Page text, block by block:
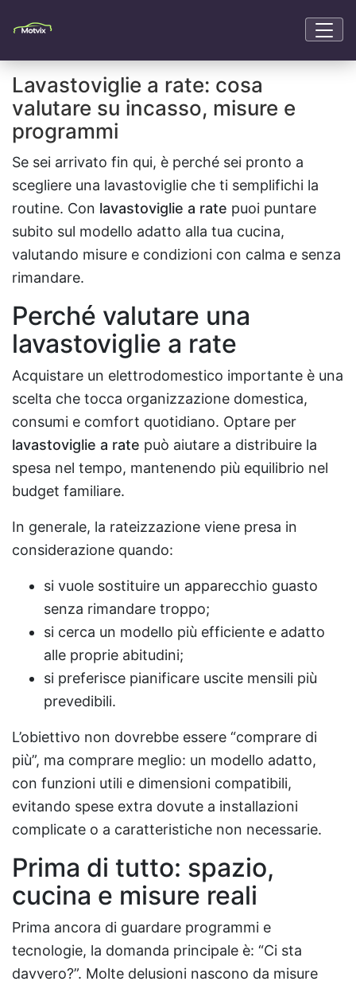
Lavastoviglie a rate: cosa
valutare su incasso, misure e
programmi
Se sei arrivato fin qui, è perché sei pronto a
scegliere una lavastoviglie che ti semplifichi la
routine. Con lavastoviglie a rate puoi puntare
subito sul modello adatto alla tua cucina,
valutando misure e condizioni con calma e senza
rimandare.
Perché valutare una
lavastoviglie a rate
Acquistare un elettrodomestico importante è una
scelta che tocca organizzazione domestica,
consumi e comfort quotidiano. Optare per
lavastoviglie a rate può aiutare a distribuire la
spesa nel tempo, mantenendo più equilibrio nel
budget familiare.
In generale, la rateizzazione viene presa in
considerazione quando:
si vuole sostituire un apparecchio guasto
senza rimandare troppo;
si cerca un modello più efficiente e adatto
alle proprie abitudini;
si preferisce pianificare uscite mensili più
prevedibili.
L’obiettivo non dovrebbe essere “comprare di
più”, ma comprare meglio: un modello adatto,
con funzioni utili e dimensioni compatibili,
evitando spese extra dovute a installazioni
complicate o a caratteristiche non necessarie.
Prima di tutto: spazio,
cucina e misure reali
Prima ancora di guardare programmi e
tecnologie, la domanda principale è: “Ci sta
davvero?”. Molte delusioni nascono da misure